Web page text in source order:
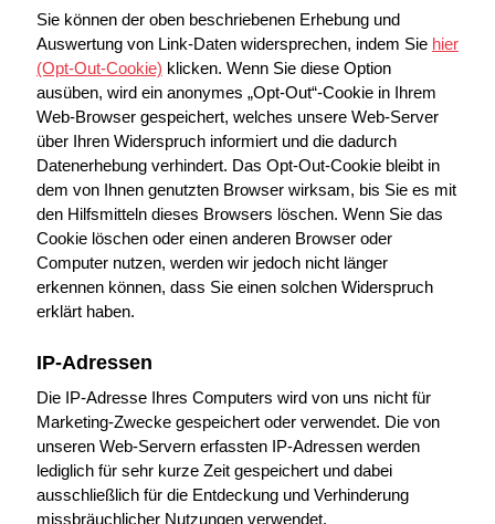
Sie können der oben beschriebenen Erhebung und
Auswertung von Link-Daten widersprechen, indem Sie hier
(Opt-Out-Cookie) klicken. Wenn Sie diese Option
ausüben, wird ein anonymes „Opt-Out“-Cookie in Ihrem
Web-Browser gespeichert, welches unsere Web-Server
über Ihren Widerspruch informiert und die dadurch
Datenerhebung verhindert. Das Opt-Out-Cookie bleibt in
dem von Ihnen genutzten Browser wirksam, bis Sie es mit
den Hilfsmitteln dieses Browsers löschen. Wenn Sie das
Cookie löschen oder einen anderen Browser oder
Computer nutzen, werden wir jedoch nicht länger
erkennen können, dass Sie einen solchen Widerspruch
erklärt haben.
IP-Adressen
Die IP-Adresse Ihres Computers wird von uns nicht für
Marketing-Zwecke gespeichert oder verwendet. Die von
unseren Web-Servern erfassten IP-Adressen werden
lediglich für sehr kurze Zeit gespeichert und dabei
ausschließlich für die Entdeckung und Verhinderung
missbräuchlicher Nutzungen verwendet.